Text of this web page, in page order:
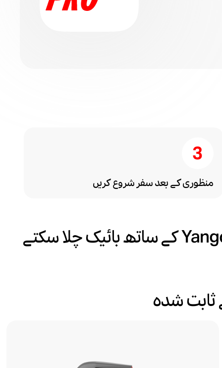
منظوری کے بعد سفر شروع کریں
میں Yango Pro کے ساتھ بائیک چلا سکتے
ثابت شدہ